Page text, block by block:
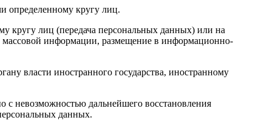
определенному кругу лиц.
кругу лиц (передача персональных данных) или на
массовой информации, размещение в информационно-
власти иностранного государства, иностранному
с невозможностью дальнейшего восстановления
данных.